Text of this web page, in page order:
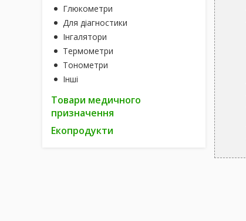
Глюкометри
Для діагностики
Інгалятори
Термометри
Тонометри
Інші
Товари медичного
призначення
Екопродукти